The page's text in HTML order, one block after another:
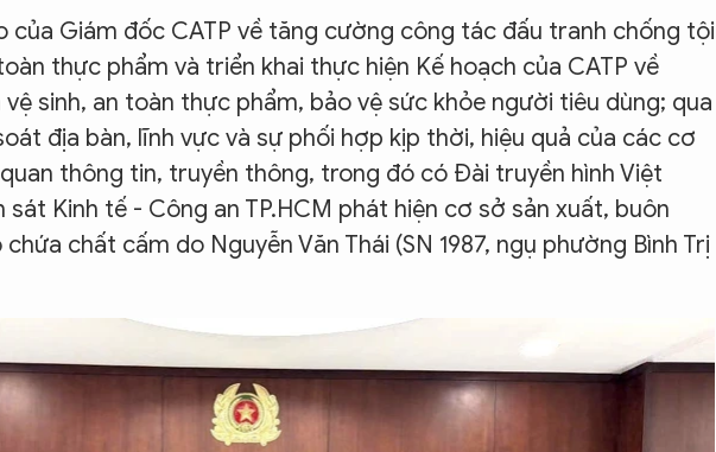
của Giám đốc CATP về tăng cường công tác đấu tranh chống tội
thực phẩm và triển khai thực hiện Kế hoạch của CATP về
sinh, an toàn thực phẩm, bảo vệ sức khỏe người tiêu dùng; qua
địa bàn, lĩnh vực và sự phối hợp kịp thời, hiệu quả của các cơ
thông tin, truyền thông, trong đó có Đài truyền hình Việt
sát Kinh tế - Công an TP.HCM phát hiện cơ sở sản xuất, buôn
chất cấm do Nguyễn Văn Thái (SN 1987, ngụ phường Bình Trị